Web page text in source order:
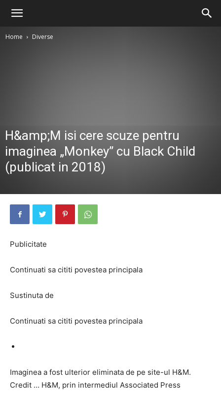
Home Diverse
H&amp;M isi cere scuze pentru
imaginea „Monkey” cu Black Child
(publicat in 2018)
Publicitate
Continuati sa cititi povestea principala
Sustinuta de
Continuati sa cititi povestea principala
Imaginea a fost ulterior eliminata de pe site-ul H&M.
Credit … H&M, prin intermediul Associated Press